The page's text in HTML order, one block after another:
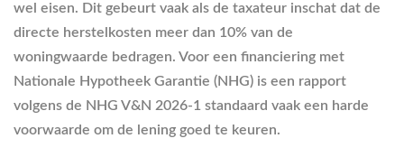
wel eisen. Dit gebeurt vaak als de taxateur inschat dat de
directe herstelkosten meer dan 10% van de
woningwaarde bedragen. Voor een financiering met
Nationale Hypotheek Garantie (NHG) is een rapport
volgens de NHG V&N 2026-1 standaard vaak een harde
voorwaarde om de lening goed te keuren.